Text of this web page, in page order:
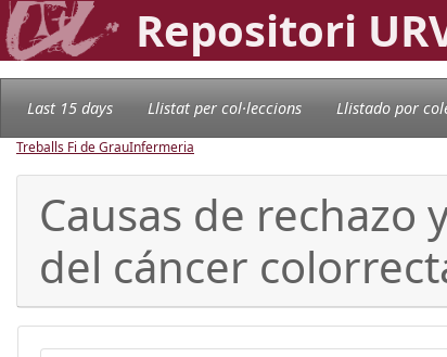
Repositori
Last 15 days Llistat per col·leccions Llistado por
Treballs Fi de GrauInfermeria
Causas de
del cáncer